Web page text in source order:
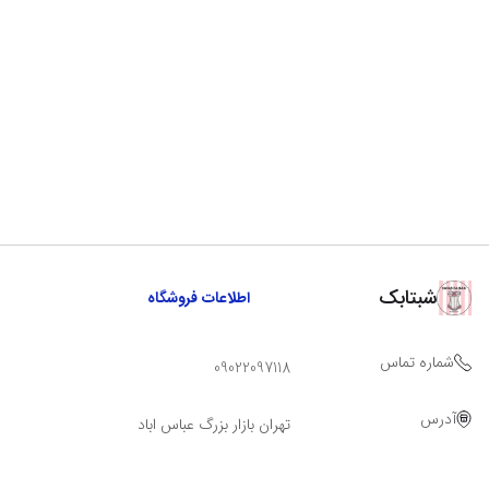
شبتابک اطلاعات فروشگاه
شماره تماس 09022097118
آدرس تهران بازار بزرگ عباس اباد